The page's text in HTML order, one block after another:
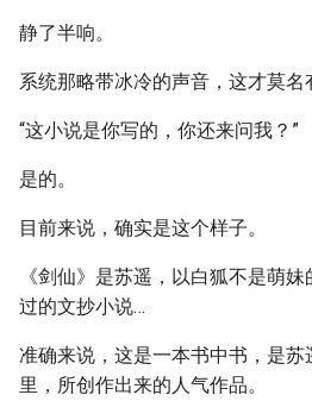
静了半响。
系统那略带冰冷的声音，这才莫名
“这小说是你写的，你还来问我？”
是的。
目前来说，确实是这个样子。
《剑仙》是苏遥，以白狐不是萌
过的文抄小说…
准确来说，这是一本书中书，是
里，所创作出来的人气作品。